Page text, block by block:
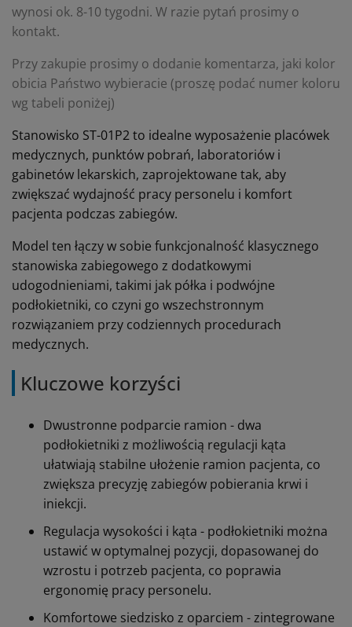
wynosi ok. 8-10 tygodni. W razie pytań prosimy o
kontakt.
Przy zakupie prosimy o dodanie komentarza, jaki kolor
obicia Państwo wybieracie (proszę podać numer koloru
wg tabeli poniżej)
Stanowisko ST-01P2 to idealne wyposażenie placówek
medycznych, punktów pobrań, laboratoriów i
gabinetów lekarskich, zaprojektowane tak, aby
zwiększać wydajność pracy personelu i komfort
pacjenta podczas zabiegów.
Model ten łączy w sobie funkcjonalność klasycznego
stanowiska zabiegowego z dodatkowymi
udogodnieniami, takimi jak półka i podwójne
podłokietniki, co czyni go wszechstronnym
rozwiązaniem przy codziennych procedurach
medycznych.
Kluczowe korzyści
Dwustronne podparcie ramion - dwa
podłokietniki z możliwością regulacji kąta
ułatwiają stabilne ułożenie ramion pacjenta, co
zwiększa precyzję zabiegów pobierania krwi i
iniekcji.
Regulacja wysokości i kąta - podłokietniki można
ustawić w optymalnej pozycji, dopasowanej do
wzrostu i potrzeb pacjenta, co poprawia
ergonomię pracy personelu.
Komfortowe siedzisko z oparciem - zintegrowane